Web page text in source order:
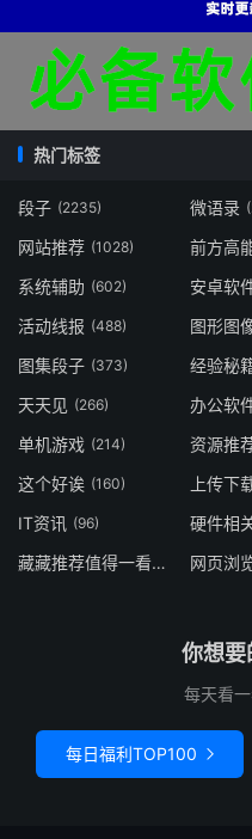
热门标签
段子 (2235) 微语录
网站推荐 (1028) 前方高
系统辅助 (602) 安卓软
活动线报 (488) 图形图
图集段子 (373) 经验秘
天天见 (266) 办公软
单机游戏 (214) 资源推
这个好诶 (160) 上传下
IT资讯 (96) 硬件相
藏藏推荐值得一看 网页浏
你想要
每天看
每日福利TOP100 